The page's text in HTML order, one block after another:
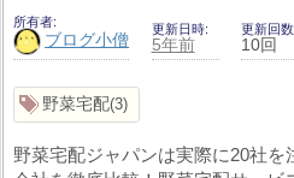
所有者
ブログ小僧
更新日時
5年前
更新回数
10回
野菜宅配 3
野菜宅配ジャパンは実際に20社